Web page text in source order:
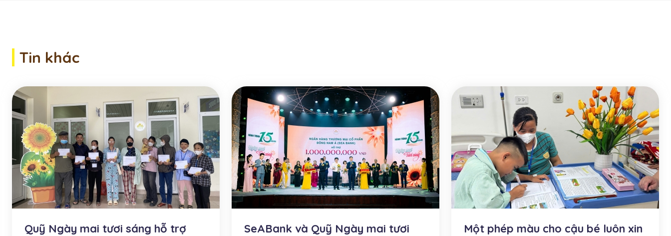
Tin khác
Quỹ Ngày mai tươi sáng hỗ trợ
SeABank và Quỹ Ngày mai tươi
Một phép màu cho cậu bé luôn xin